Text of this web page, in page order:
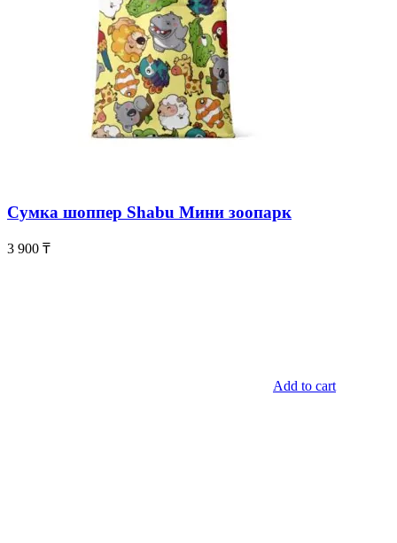
Сумка шоппер Shabu Мини зоопарк
3 900 ₸
Add to cart